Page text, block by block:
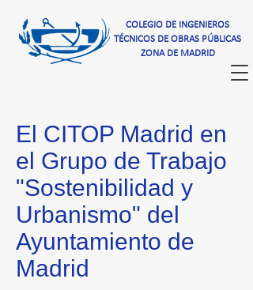
COLEGIO DE INGENIEROS
TÉCNICOS DE OBRAS PÚBLICAS
ZONA DE MADRID
El CITOP Madrid en
el Grupo de Trabajo
"Sostenibilidad y
Urbanismo" del
Ayuntamiento de
Madrid